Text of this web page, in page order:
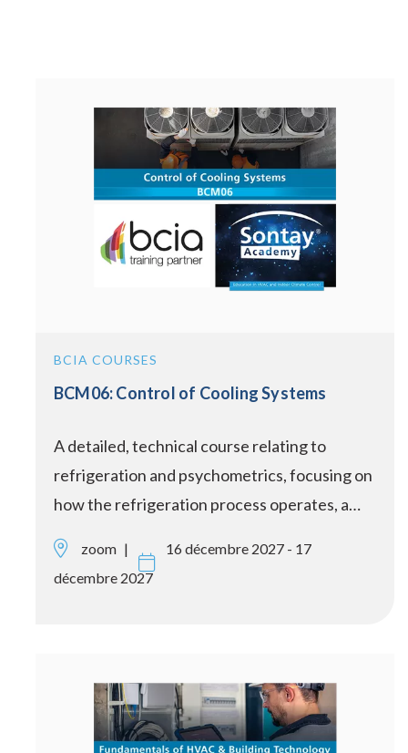
BCIA COURSES
BCM06: Control of Cooling Systems
A detailed, technical course relating to
refrigeration and psychometrics, focusing on
how the refrigeration process operates, a…
zoom
16 décembre 2027 - 17
décembre 2027